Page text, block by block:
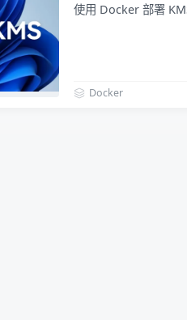
使用 Docker 部署
Docker